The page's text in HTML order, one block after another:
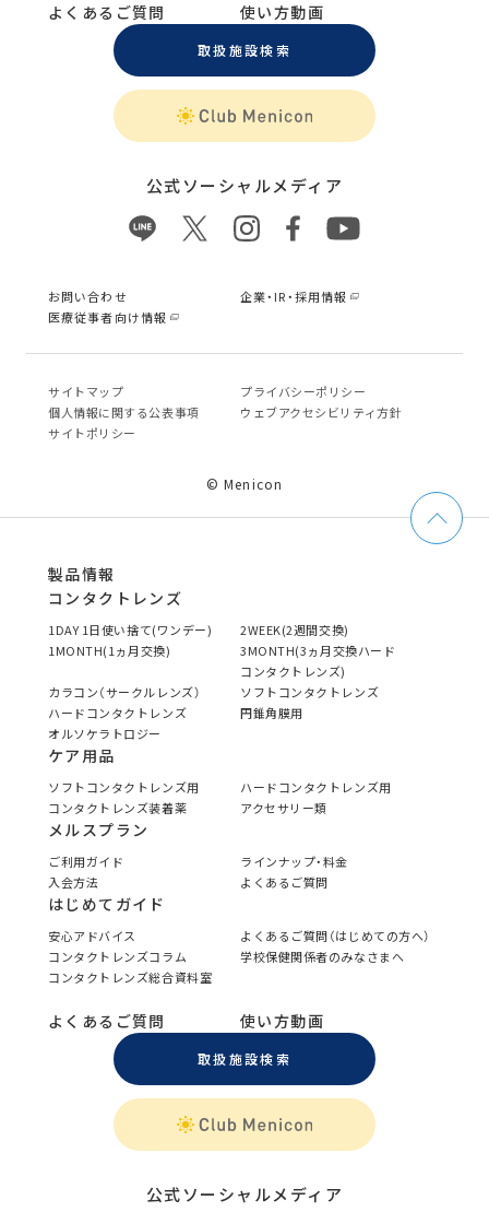
よくあるご質問 使い方動画
取扱施設検索
公式ソーシャルメディア
お問い合わせ
企業・IR・採用情報
医療従事者向け情報
サイトマップ
プライバシーポリシー
個⼈情報に関する公表事項
ウェブアクセシビリティ方針
サイトポリシー
© Menicon
製品情報
コンタクトレンズ
1DAY 1日使い捨て(ワンデー)
2WEEK(2週間交換)
1MONTH(1ヵ月交換)
3MONTH(3ヵ月交換ハード
コンタクトレンズ)
カラコン（サークルレンズ）
ソフトコンタクトレンズ
ハードコンタクトレンズ
円錐角膜用
オルソケラトロジー
ケア用品
ソフトコンタクトレンズ用
ハードコンタクトレンズ用
コンタクトレンズ装着薬
アクセサリー類
メルスプラン
ご利用ガイド
ラインナップ・料金
入会方法
よくあるご質問
はじめてガイド
安心アドバイス
よくあるご質問（はじめての方へ）
コンタクトレンズコラム
学校保健関係者のみなさまへ
コンタクトレンズ総合資料室
よくあるご質問 使い方動画
取扱施設検索
公式ソーシャルメディア